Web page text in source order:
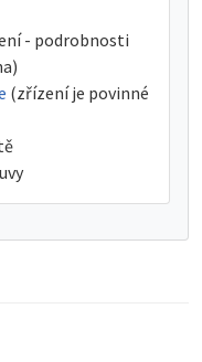
- podrobnosti
(zřízení je povinné